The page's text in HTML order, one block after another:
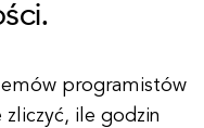
programistów
ile godzin